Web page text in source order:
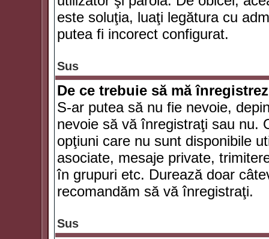
este soluţia, luaţi legătura cu
putea fi incorect configurat.
Sus
De ce trebuie să mă
S-ar putea să nu fie nevoie,
nevoie să vă înregistraţi sau nu.
opţiuni care nu sunt disponibile
asociate, mesaje private,
în grupuri etc. Durează doar
recomandăm să vă înregistraţi.
Sus